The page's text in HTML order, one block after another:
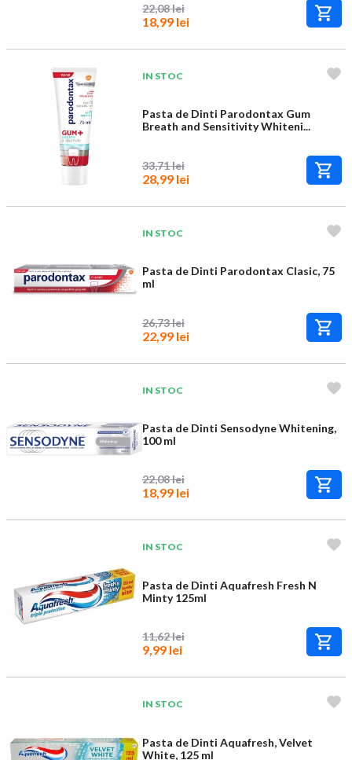
22,08 lei
18,99 lei
IN STOC
Pasta de Dinti Parodontax Gum
Breath and Sensitivity Whiteni...
33,71 lei
28,99 lei
IN STOC
Pasta de Dinti Parodontax Clasic, 75
ml
26,73 lei
22,99 lei
IN STOC
Pasta de Dinti Sensodyne Whitening,
100 ml
22,08 lei
18,99 lei
IN STOC
Pasta de Dinti Aquafresh Fresh N
Minty 125ml
11,62 lei
9,99 lei
IN STOC
Pasta de Dinti Aquafresh, Velvet
White, 125 ml